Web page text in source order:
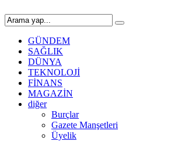
GÜNDEM
SAĞLIK
DÜNYA
TEKNOLOJİ
FİNANS
MAGAZİN
diğer
Burçlar
Gazete Manşetleri
Üyelik